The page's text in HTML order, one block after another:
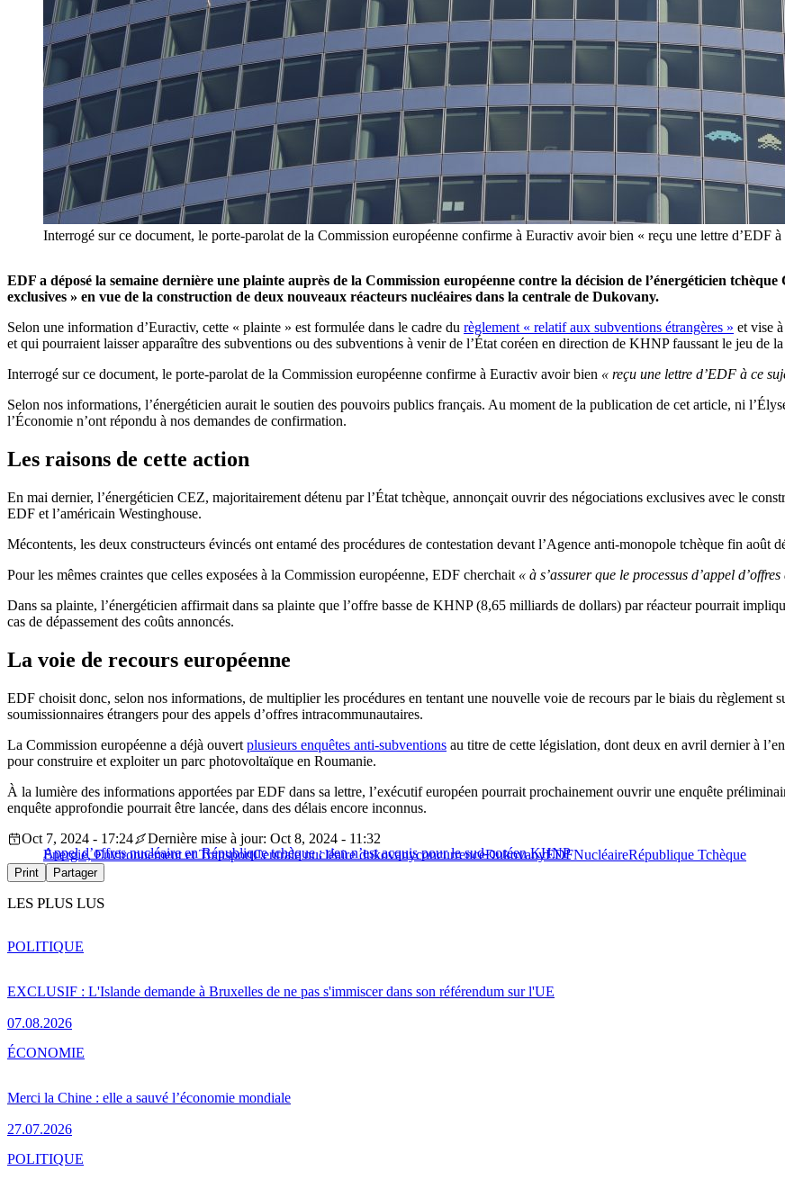
Interrogé sur ce document, le porte-parolat de la Commission européenne confirme à Euractiv avoir bien « reçu une lettre d’EDF à
EDF a déposé la semaine dernière une plainte auprès de la Commission européenne contre la décision de l’énergéticien
exclusives » en vue de la construction de deux nouveaux réacteurs nucléaires dans la centrale de Dukovany.
Selon une information d’Euractiv, cette « plainte » est formulée dans le cadre du règlement « relatif aux subventions étrangères » et vise
et qui pourraient laisser apparaître des subventions ou des subventions à venir de l’État coréen en direction de KHNP faussant le jeu de
Interrogé sur ce document, le porte-parolat de la Commission européenne confirme à Euractiv avoir bien « reçu une lettre d’EDF à ce
Selon nos informations, l’énergéticien aurait le soutien des pouvoirs publics français. Au moment de la publication de cet article, ni
l’Économie n’ont répondu à nos demandes de confirmation.
Les raisons de cette action
En mai dernier, l’énergéticien CEZ, majoritairement détenu par l’État tchèque, annonçait ouvrir des négociations exclusives avec le
EDF et l’américain Westinghouse.
Mécontents, les deux constructeurs évincés ont entamé des procédures de contestation devant l’Agence anti-monopole tchèque fin août
Pour les mêmes craintes que celles exposées à la Commission européenne, EDF cherchait « à s’assurer que le processus d’appel
Dans sa plainte, l’énergéticien affirmait dans sa plainte que l’offre basse de KHNP (8,65 milliards de dollars) par réacteur pourrait
cas de dépassement des coûts annoncés.
La voie de recours européenne
EDF choisit donc, selon nos informations, de multiplier les procédures en tentant une nouvelle voie de recours par le biais du règlement
soumissionnaires étrangers pour des appels d’offres intracommunautaires.
La Commission européenne a déjà ouvert plusieurs enquêtes anti-subventions au titre de cette législation, dont deux en avril dernier à
pour construire et exploiter un parc photovoltaïque en Roumanie.
À la lumière des informations apportées par EDF dans sa lettre, l’exécutif européen pourrait prochainement ouvrir une enquête
enquête approfondie pourrait être lancée, dans des délais encore inconnus.
Appel d’offres nucléaire en République tchèque : rien n’est acquis pour le sud-coréen KHNP
Oct 7, 2024 - 17:24
Dernière mise à jour: Oct 8, 2024 - 11:32
Energie, Environnement et TransportCentrale nucléaire dukovanyconcurrenceDukovanyEDFNucléaireRépublique Tchèque
Print Partager
LES PLUS LUS
EXCLUSIF : L'Islande demande à Bruxelles de ne pas s'immiscer dans son référendum sur l'UE
07.08.2026
POLITIQUE
Merci la Chine : elle a sauvé l’économie mondiale
27.07.2026
ÉCONOMIE
POLITIQUE